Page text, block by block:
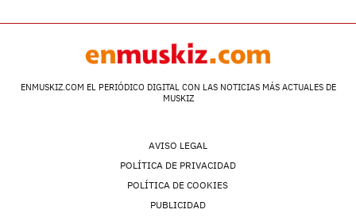
ENMUSKIZ.COM EL PERIÓDICO DIGITAL CON LAS NOTICIAS MÁS ACTUALES DE
MUSKIZ
AVISO LEGAL
POLÍTICA DE PRIVACIDAD
POLÍTICA DE COOKIES
PUBLICIDAD